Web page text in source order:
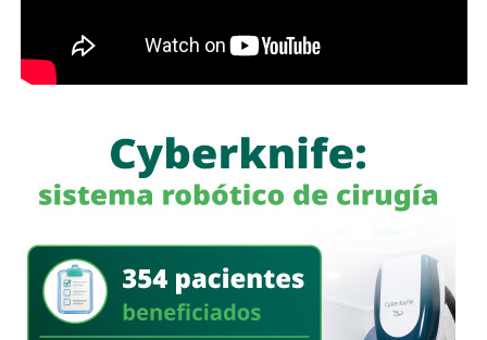
personal de seguridad privada, quienes trabajarán de
manera coordinada con la Secretaría de la Defensa
para mantener el objetivo de lograr cero incidencia